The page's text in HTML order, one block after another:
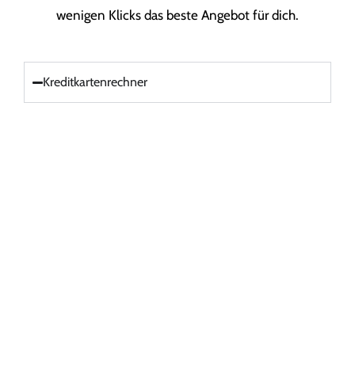
wenigen Klicks das beste Angebot für dich.
Kreditkartenrechner